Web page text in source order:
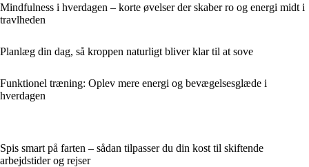
Mindfulness i hverdagen – korte øvelser der skaber ro og energi midt i
travlheden
Planlæg din dag, så kroppen naturligt bliver klar til at sove
Funktionel træning: Oplev mere energi og bevægelsesglæde i
hverdagen
Spis smart på farten – sådan tilpasser du din kost til skiftende
arbejdstider og rejser